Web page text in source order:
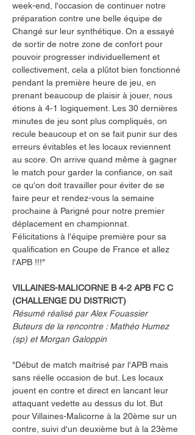
week-end, l'occasion de continuer notre
préparation contre une belle équipe de
Changé sur leur synthétique. On a essayé
de sortir de notre zone de confort pour
pouvoir progresser individuellement et
collectivement, cela a plûtot bien fonctionné
pendant la première heure de jeu, en
prenant beaucoup de plaisir à jouer, nous
étions à 4-1 logiquement. Les 30 dernières
minutes de jeu sont plus compliqués, on
recule beaucoup et on se fait punir sur des
erreurs évitables et les locaux reviennent
au score. On arrive quand même à gagner
le match pour garder la confiance, on sait
ce qu'on doit travailler pour éviter de se
faire peur et rendez-vous la semaine
prochaine à Parigné pour notre premier
déplacement en championnat.
Félicitations à l'équipe première pour sa
qualification en Coupe de France et allez
l'APB !!!"
VILLAINES-MALICORNE B 4-2 APB FC C
(CHALLENGE DU DISTRICT)
Résumé réalisé par Alex Fouassier
Buteurs de la rencontre : Mathéo Humez
(sp) et Morgan Galoppin
"Début de match maitrisé par l'APB mais
sans réelle occasion de but. Les locaux
jouent en contre et direct en lancant leur
attaquant vedette au dessus du lot. But
pour Villaines-Malicorne à la 20ème sur un
contre, suivi d'un deuxième but à la 23ème